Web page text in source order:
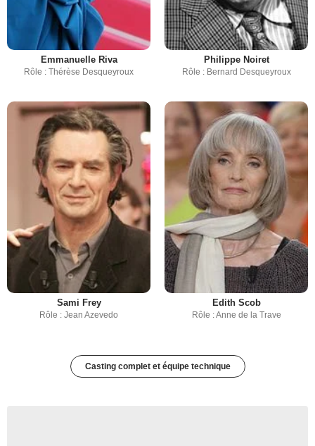
Emmanuelle Riva
Rôle : Thérèse Desqueyroux
Philippe Noiret
Rôle : Bernard Desqueyroux
Sami Frey
Rôle : Jean Azevedo
Edith Scob
Rôle : Anne de la Trave
Casting complet et équipe technique